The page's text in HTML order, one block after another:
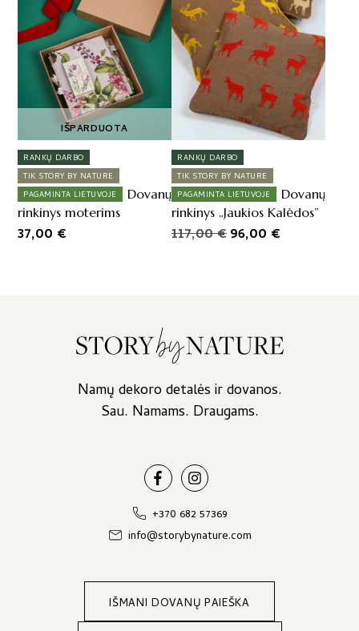
RANKŲ DARBO
TIK STORY BY NATURE
PAGAMINTA LIETUVOJE
Dovanų
rinkinys moterims
37,00 €
IŠPARDUOTA
RANKŲ DARBO
TIK STORY BY NATURE
PAGAMINTA LIETUVOJE
Dovanų
rinkinys „Jaukios Kalėdos”
117,00€Original
96,00 €
Namų dekoro detalės ir dovanos.
Sau. Namams. Draugams.
+370 682 57369
info@storybynature.com
IŠMANI DOVANŲ PAIEŠKA